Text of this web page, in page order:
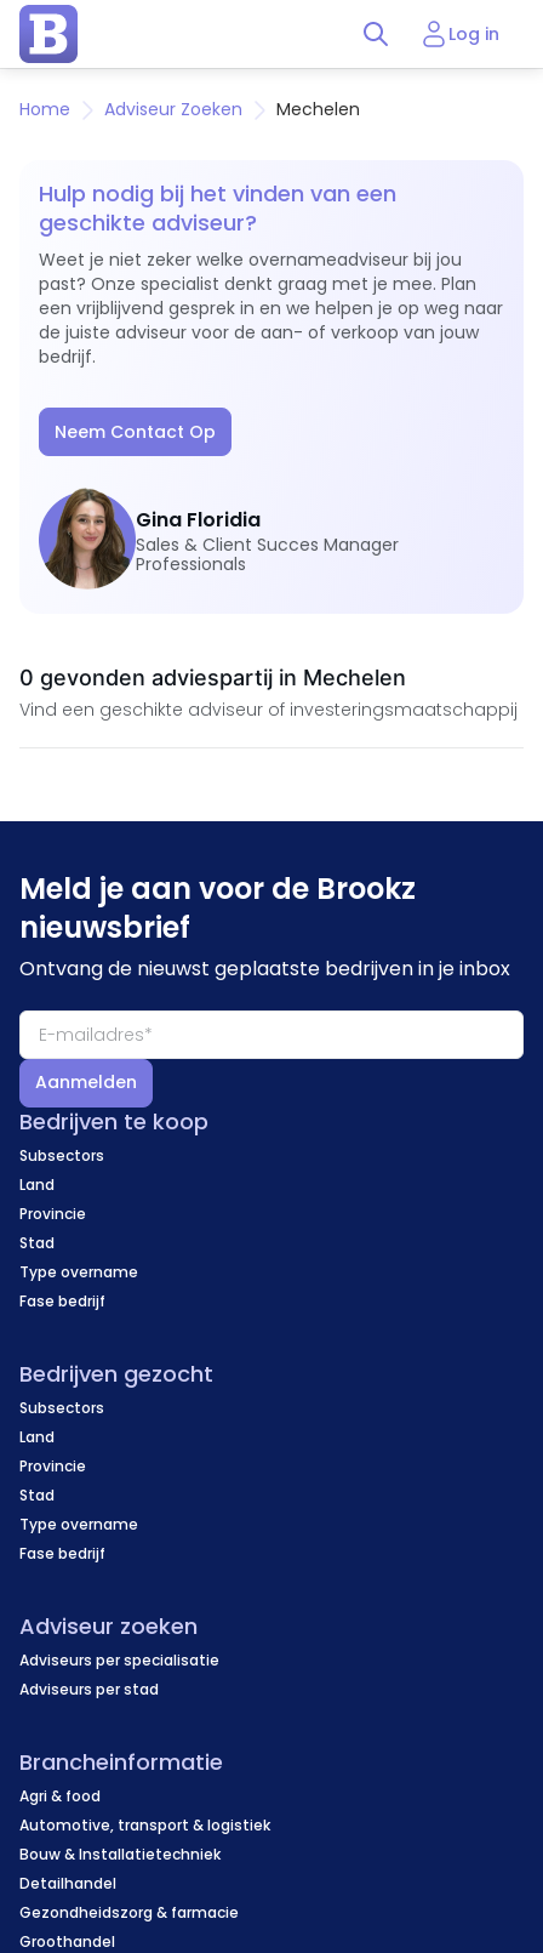
Log in
Home Adviseur Zoeken Mechelen
Hulp nodig bij het vinden van een
geschikte adviseur?
Weet je niet zeker welke overnameadviseur bij jou
past? Onze specialist denkt graag met je mee. Plan
een vrijblijvend gesprek in en we helpen je op weg naar
de juiste adviseur voor de aan- of verkoop van jouw
bedrijf.
Neem Contact Op
Gina Floridia
Sales & Client Succes Manager
Professionals
0 gevonden adviespartij in Mechelen
Vind een geschikte adviseur of investeringsmaatschappij
Meld je aan voor de Brookz
nieuwsbrief
Ontvang de nieuwst geplaatste bedrijven in je inbox
Aanmelden
Bedrijven te koop
Subsectors
Land
Provincie
Stad
Type overname
Fase bedrijf
Bedrijven gezocht
Subsectors
Land
Provincie
Stad
Type overname
Fase bedrijf
Adviseur zoeken
Adviseurs per specialisatie
Adviseurs per stad
Brancheinformatie
Agri & food
Automotive, transport & logistiek
Bouw & Installatietechniek
Detailhandel
Gezondheidszorg & farmacie
Groothandel